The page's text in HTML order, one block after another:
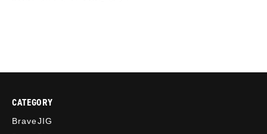
CATEGORY
BraveJIG